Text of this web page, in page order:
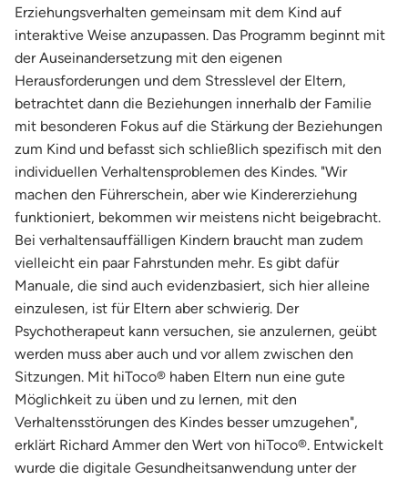
Erziehungsverhalten gemeinsam mit dem Kind auf
interaktive Weise anzupassen. Das Programm beginnt mit
der Auseinandersetzung mit den eigenen
Herausforderungen und dem Stresslevel der Eltern,
betrachtet dann die Beziehungen innerhalb der Familie
mit besonderen Fokus auf die Stärkung der Beziehungen
zum Kind und befasst sich schließlich spezifisch mit den
individuellen Verhaltensproblemen des Kindes. "Wir
machen den Führerschein, aber wie Kindererziehung
funktioniert, bekommen wir meistens nicht beigebracht.
Bei verhaltensauffälligen Kindern braucht man zudem
vielleicht ein paar Fahrstunden mehr. Es gibt dafür
Manuale, die sind auch evidenzbasiert, sich hier alleine
einzulesen, ist für Eltern aber schwierig. Der
Psychotherapeut kann versuchen, sie anzulernen, geübt
werden muss aber auch und vor allem zwischen den
Sitzungen. Mit hiToco® haben Eltern nun eine gute
Möglichkeit zu üben und zu lernen, mit den
Verhaltensstörungen des Kindes besser umzugehen",
erklärt Richard Ammer den Wert von hiToco®. Entwickelt
wurde die digitale Gesundheitsanwendung unter der